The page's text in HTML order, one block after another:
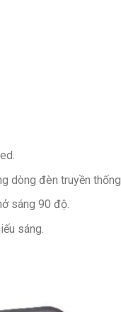
dòng đèn truyền thống.
sáng 90 độ.
sáng.